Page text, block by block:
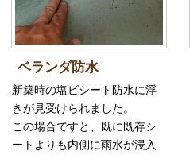
ベランダ防水
新築時の塩ビシート防水に浮
きが見受けられました。
この場合ですと、既に既存シ
ートよりも内側に雨水が浸入